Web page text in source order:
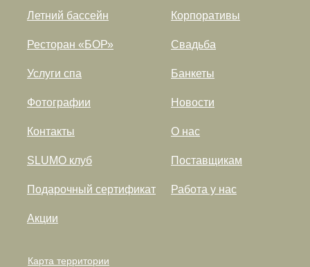
Акции
Ресторан «БОР»
Услуги спа
Летний бассейн
О нас
SLUMO клуб
Новости
Подарочный сертификат
Корпоративы
Фотографии
Свадьба
Карта территории
Работа у нас
Банкеты
Поставщикам
Контакты